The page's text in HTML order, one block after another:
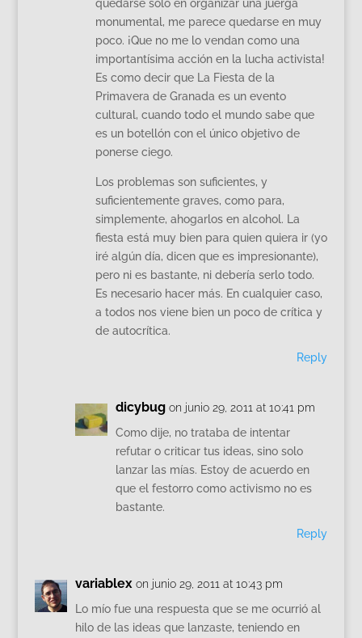
quedarse sólo en organizar una juerga
monumental, me parece quedarse en muy
poco. ¡Que no me lo vendan como una
importantísima acción en la lucha activista!
Es como decir que La Fiesta de la
Primavera de Granada es un evento
cultural, cuando todo el mundo sabe que
es un botellón con el único objetivo de
ponerse ciego.
Los problemas son suficientes, y
suficientemente graves, como para,
simplemente, ahogarlos en alcohol. La
fiesta está muy bien para quien quiera ir (yo
iré algún día, dicen que es impresionante),
pero ni es bastante, ni debería serlo todo.
Es necesario hacer más. En cualquier caso,
a todos nos viene bien un poco de crítica y
de autocrítica.
Reply
dicybug on junio 29, 2011 at 10:41 pm
Como dije, no trataba de intentar
refutar o criticar tus ideas, sino solo
lanzar las mías. Estoy de acuerdo en
que el festorro como activismo no es
bastante.
Reply
variablex on junio 29, 2011 at 10:43 pm
Lo mío fue una respuesta que se me ocurrió al
hilo de las ideas que lanzaste, teniendo en